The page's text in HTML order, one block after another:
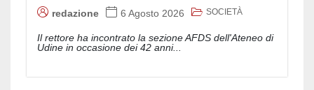
redazione 6 Agosto 2026 SOCIETÀ
Il rettore ha incontrato la sezione AFDS dell'Ateneo di
Udine in occasione dei 42 anni...